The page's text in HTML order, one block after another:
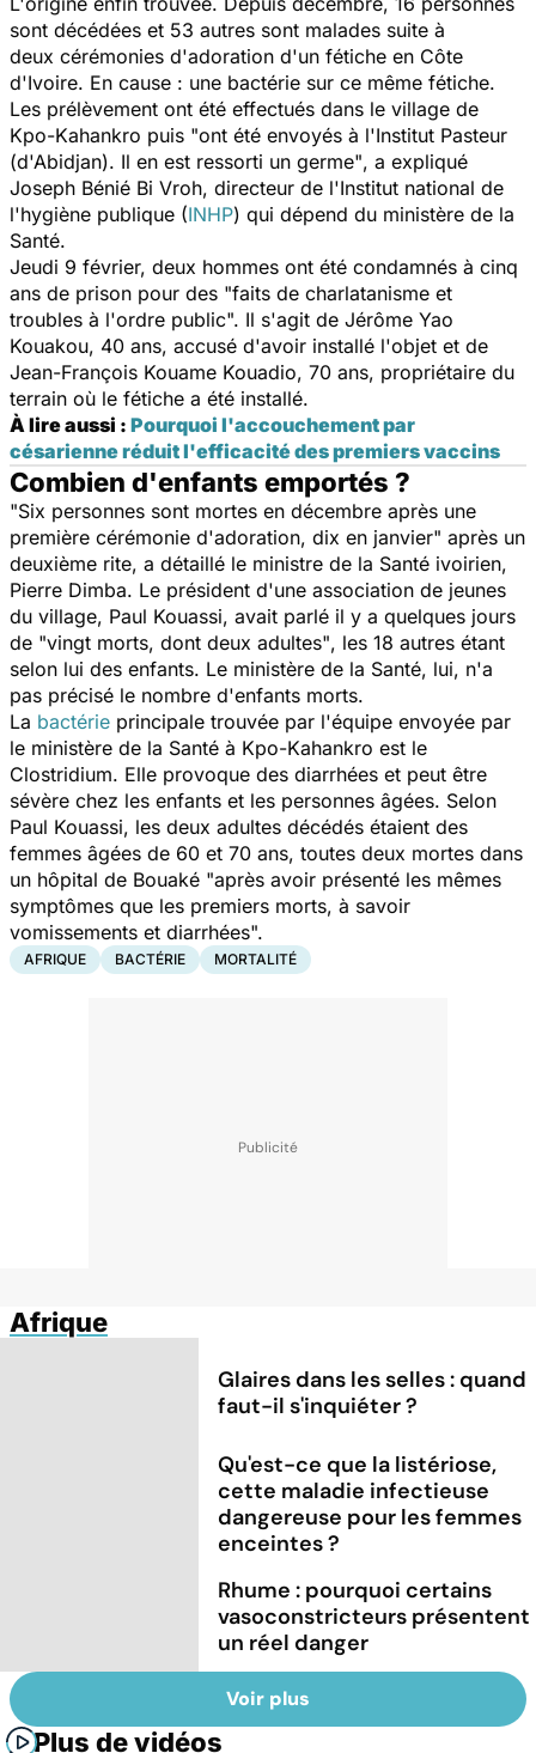
sont décédées et 53 autres sont malades suite à
deux cérémonies d'adoration d'un fétiche en Côte
d'Ivoire. En cause : une bactérie sur ce même fétiche.
Les prélèvement ont été effectués dans le village de
Kpo-Kahankro puis "ont été envoyés à l'Institut Pasteur
(d'Abidjan). Il en est ressorti un germe", a expliqué
Joseph Bénié Bi Vroh, directeur de l'Institut national de
l'hygiène publique (INHP) qui dépend du ministère de la
Santé.
Jeudi 9 février, deux hommes ont été condamnés à cinq
ans de prison pour des "faits de charlatanisme et
troubles à l'ordre public". Il s'agit de Jérôme Yao
Kouakou, 40 ans, accusé d'avoir installé l'objet et de
Jean-François Kouame Kouadio, 70 ans, propriétaire du
terrain où le fétiche a été installé.
À lire aussi : Pourquoi l'accouchement par
césarienne réduit l'efficacité des premiers vaccins
Combien d'enfants emportés ?
"Six personnes sont mortes en décembre après une
première cérémonie d'adoration, dix en janvier" après un
deuxième rite, a détaillé le ministre de la Santé ivoirien,
Pierre Dimba. Le président d'une association de jeunes
du village, Paul Kouassi, avait parlé il y a quelques jours
de "vingt morts, dont deux adultes", les 18 autres étant
selon lui des enfants. Le ministère de la Santé, lui, n'a
pas précisé le nombre d'enfants morts.
La bactérie principale trouvée par l'équipe envoyée par
le ministère de la Santé à Kpo-Kahankro est le
Clostridium. Elle provoque des diarrhées et peut être
sévère chez les enfants et les personnes âgées. Selon
Paul Kouassi, les deux adultes décédés étaient des
femmes âgées de 60 et 70 ans, toutes deux mortes dans
un hôpital de Bouaké "après avoir présenté les mêmes
symptômes que les premiers morts, à savoir
vomissements et diarrhées".
AFRIQUE BACTÉRIE MORTALITÉ
Afrique
Glaires dans les selles : quand
faut-il s'inquiéter ?
Qu'est-ce que la listériose,
cette maladie infectieuse
dangereuse pour les femmes
enceintes ?
Rhume : pourquoi certains
vasoconstricteurs présentent
un réel danger
Voir plus
Plus de vidéos